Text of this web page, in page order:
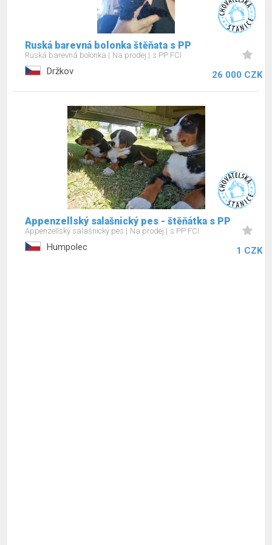
Ruská barevná bolonka štěňata s PP
Ruská barevná bolonka Na prodej s PP FCI
Držkov 26 000 CZK
Appenzellský salašnický pes - štěňátka s PP
Appenzellský salašnický pes Na prodej s PP FCI
Humpolec 1 CZK